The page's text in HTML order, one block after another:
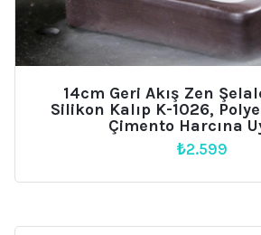
14cm Geri Akış Zen
Silikon Kalıp K-1026,
Çimento Harcına
₺2.599